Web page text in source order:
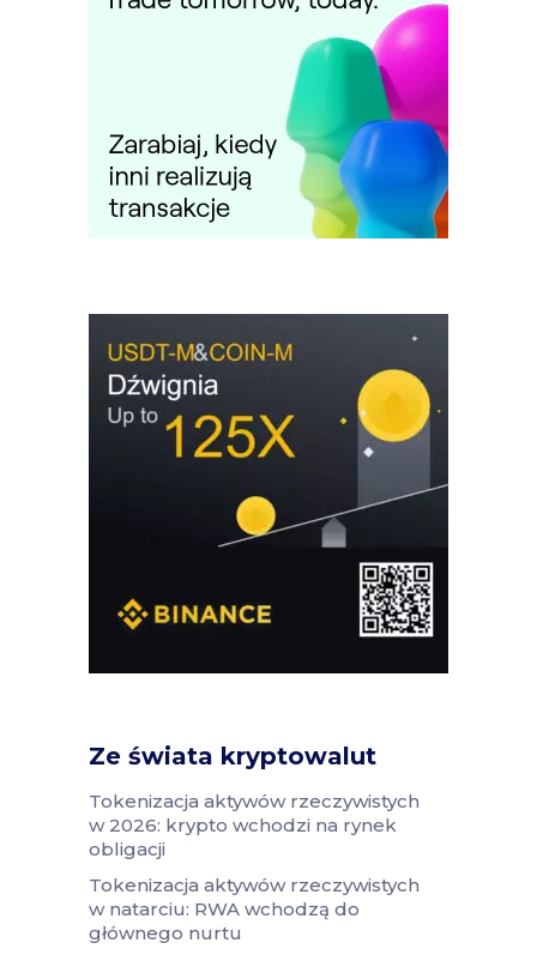
Ze świata kryptowalut
Tokenizacja aktywów rzeczywistych
w 2026: krypto wchodzi na rynek
obligacji
Tokenizacja aktywów rzeczywistych
w natarciu: RWA wchodzą do
głównego nurtu